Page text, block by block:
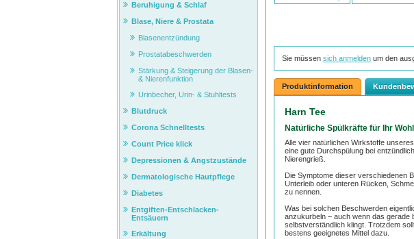
Sie müssen sich anmeldenum den
Produktinformation
Harn Tee
Natürliche Spülkräfte für Ihr
Alle vier natürlichen Wirkstoffe
eine gute Durchspülung bei
Nierengrieß.
Die Symptome dieser verschiedenen
Unterleib oder unteren Rücken,
zu nennen.
Was bei solchen Beschwerden
anzukurbeln – auch wenn das gerade
selbstverständlich klingt. Trotzdem
bestens geeignetes Mittel dazu.
Beruhigung & Schlaf
Blase, Niere & Prostata
Blasenentzündung
Prostatabeschwerden
Stärkung & Steigerung der Blasen-
& Nierenfunktion
Urinbecher, Urin- & Stuhltests
Blutdruck
Corona Schnelltests
Count Price klick
Depressionen & Angstzustände
Dermatologische Hautpflege
Diabetes
Entgiften-Entschlacken-
Entsäuern
Erkältung